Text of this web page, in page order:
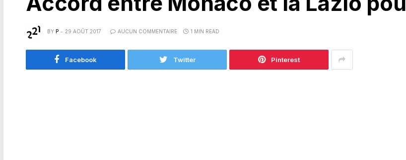
BY P 29 AOÛT 2017 AUCUN COMMENTAIRE 1 MIN READ
Facebook Twitter Pinterest